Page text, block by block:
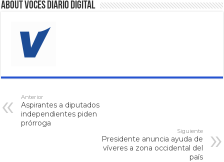
About VOCES Diario digital
Anterior
Aspirantes a diputados
independientes piden
prórroga
Siguiente
Presidente anuncia ayuda de
víveres a zona occidental del
país